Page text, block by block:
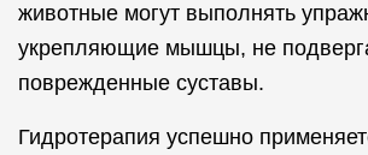
животные могут выполнять
укрепляющие мышцы, не
поврежденные суставы.
Гидротерапия успешно